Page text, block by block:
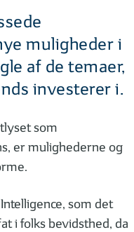
muligheder i
af de temaer,
investerer i.
som
er mulighederne og
som det
i folks bevidsthed, da